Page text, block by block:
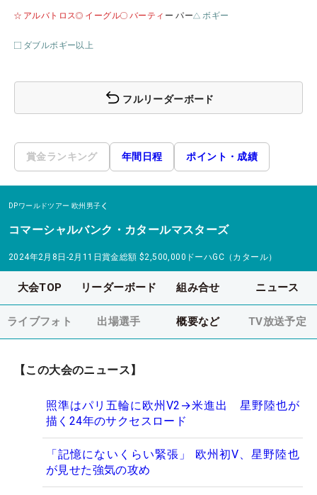
アルバトロス イーグル バーティ ー パー ボギー
ダブルボギー以上
フルリーダーボード
賞金ランキング 年間日程 ポイント・成績
DPワールドツアー 欧州男子
コマーシャルバンク・カタールマスターズ
2024年2月8日-2月11日賞金総額 $2,500,000 ドーハGC（カタール）
大会TOP リーダーボード 組み合せ ニュース
ライブフォト 出場選手 概要など TV放送予定
【この大会のニュース】
照準はパリ五輪に欧州V2→米進出 星野陸也が
描く24年のサクセスロード
「記憶にないくらい緊張」 欧州初V、星野陸也
が見せた強気の攻め